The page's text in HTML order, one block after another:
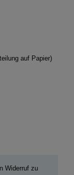
auf Papier)
Widerruf zu